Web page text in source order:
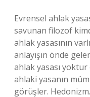
Evrensel ahlak
savunan filozof
ahlak yasasının
anlayışın önde
ahlak yasası
ahlaki yasanın
görüşler.